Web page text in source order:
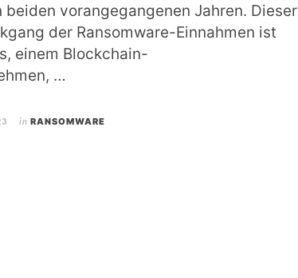
beiden vorangegangenen Jahren. Dieser
der Ransomware-Einnahmen ist
einem Blockchain-
…
in RANSOMWARE